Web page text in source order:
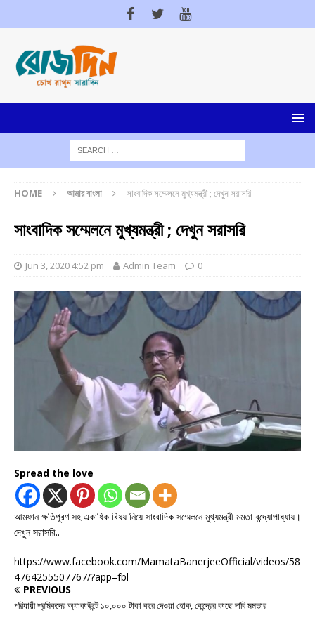
HOME আমার বাংলা সাংবাদিক সম্মেলনে মুখ্যমন্ত্রী ; দেখুন সরাসরি
সাংবাদিক সম্মেলনে মুখ্যমন্ত্রী ; দেখুন সরাসরি
Jun 3, 2020 4:52 pm Admin Team 0
Spread the love
আমফান ক্ষতিপূরণ সহ একাধিক বিষয় নিয়ে সাংবাদিক সম্মেলনে মুখ্যমন্ত্রী মমতা বন্দ্যোপাধ্যায়।
দেখুন সরাসরি..
https://www.facebook.com/MamataBanerjeeOfficial/videos/58
4764255507767/?app=fbl
PREVIOUS
পরিযায়ী শ্রমিকদের অ্যাকাউন্টে ১০,০০০ টাকা করে দেওয়া হোক, কেন্দ্রের কাছে দাবি মমতার